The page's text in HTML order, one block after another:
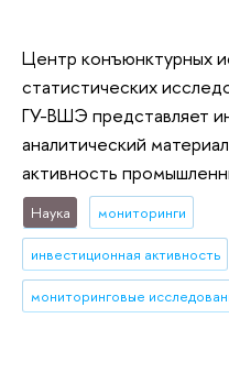
Центр конъюнктурных
статистических
ГУ-ВШЭ представляет
аналитический
активность
Наука мониторинги
инвестиционная активность
мониторинговые